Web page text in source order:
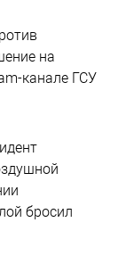
на
канале ГСУ
бросил